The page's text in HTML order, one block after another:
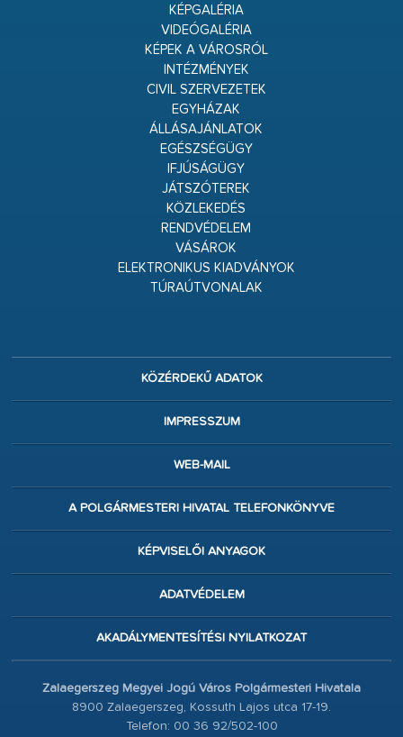
KÉPGALÉRIA
VIDEÓGALÉRIA
KÉPEK A VÁROSRÓL
INTÉZMÉNYEK
CIVIL SZERVEZETEK
EGYHÁZAK
ÁLLÁSAJÁNLATOK
EGÉSZSÉGÜGY
IFJÚSÁGÜGY
JÁTSZÓTEREK
KÖZLEKEDÉS
RENDVÉDELEM
VÁSÁROK
ELEKTRONIKUS KIADVÁNYOK
TÚRAÚTVONALAK
KÖZÉRDEKŰ ADATOK
IMPRESSZUM
WEB-MAIL
A POLGÁRMESTERI HIVATAL TELEFONKÖNYVE
KÉPVISELŐI ANYAGOK
ADATVÉDELEM
AKADÁLYMENTESÍTÉSI NYILATKOZAT
Zalaegerszeg Megyei Jogú Város Polgármesteri Hivatala
8900 Zalaegerszeg, Kossuth Lajos utca 17-19.
Telefon: 00 36 92/502-100